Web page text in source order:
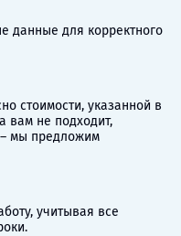
данные для корректного
стоимости, указанной в
вам не подходит,
мы предложим
учитывая все